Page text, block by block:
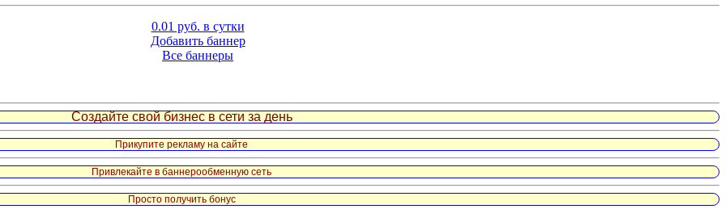
0.01 руб. в сутки
Добавить баннер
Все баннеры
Создайте свой бизнес в сети за день
Прикупите рекламу на сайте
Привлекайте в баннерообменную сеть
Просто получить бонус